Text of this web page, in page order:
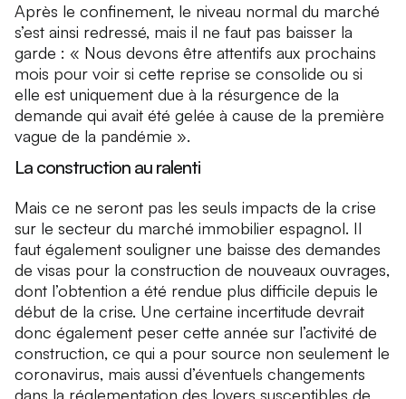
Après le confinement, le niveau normal du marché
s’est ainsi redressé, mais il ne faut pas baisser la
garde : « Nous devons être attentifs aux prochains
mois pour voir si cette reprise se consolide ou si
elle est uniquement due à la résurgence de la
demande qui avait été gelée à cause de la première
vague de la pandémie ».
La construction au ralenti
Mais ce ne seront pas les seuls impacts de la crise
sur le secteur du marché immobilier espagnol. Il
faut également souligner une baisse des demandes
de visas pour la construction de nouveaux ouvrages,
dont l’obtention a été rendue plus difficile depuis le
début de la crise. Une certaine incertitude devrait
donc également peser cette année sur l’activité de
construction, ce qui a pour source non seulement le
coronavirus, mais aussi d’éventuels changements
dans la réglementation des loyers susceptibles de